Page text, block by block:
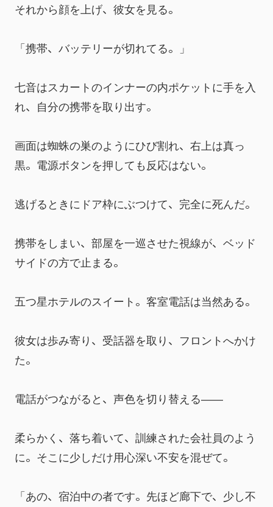
それから顔を上げ、彼女を見る。
「携帯、バッテリーが切れてる。」
七音はスカートのインナーの内ポケットに手を入
れ、自分の携帯を取り出す。
画面は蜘蛛の巣のようにひび割れ、右上は真っ
黒。電源ボタンを押しても反応はない。
逃げるときにドア枠にぶつけて、完全に死んだ。
携帯をしまい、部屋を一巡させた視線が、ベッド
サイドの方で止まる。
五つ星ホテルのスイート。客室電話は当然ある。
彼女は歩み寄り、受話器を取り、フロントへかけ
た。
電話がつながると、声色を切り替える――
柔らかく、落ち着いて、訓練された会社員のよう
に。そこに少しだけ用心深い不安を混ぜて。
「あの、宿泊中の者です。先ほど廊下で、少し不